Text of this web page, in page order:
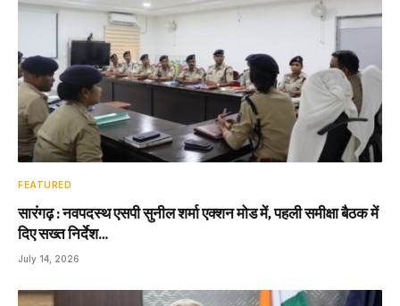
FEATURED
सारंगढ़ : नवपदस्थ एसपी सुनील शर्मा एक्शन मोड में, पहली समीक्षा बैठक में
दिए सख्त निर्देश…
July 14, 2026